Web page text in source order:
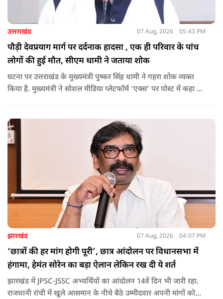
उत्तराखंड 07 Aug, 2026 05:43 PM
पौड़ी देवप्रयाग मार्ग पर दर्दनाक हादसा , एक ही परिवार के पांच
लोगों की हुई मौत, सीएम धामी ने जताया शोक
घटना पर उत्तराखंड के मुख्यमंत्री पुष्कर सिंह धामी ने गहरा शोक व्यक्त
किया है. मुख्यमंत्री ने सोशल मीडिया प्लेटफॉर्म ‘एक्स’ पर पोस्ट में कहा कि
उपचार तथा गंभीर रूप से घायलों को आवश्यकता पड़ने पर एयरलिफ्ट कर
उच्च चिकित्सा केंद्रों में रेफर करने के निर्देश दिए हैं.
झारखंड 07 Aug, 2026 04:07 PM
‘छात्रों की हर मांग होगी पूरी’, छात्र आंदोलन पर विधानसभा में
हंगामा, हेमंत सोरेन का बड़ा ऐलान लेकिन रख दी ये शर्त
झारखंड में JPSC-JSSC अभ्यर्थियों का आंदोलन 14वें दिन भी जारी रहा.
राजधानी रांची में खुले आसमान के नीचे बैठे उम्मीदवार अपनी मांगों को